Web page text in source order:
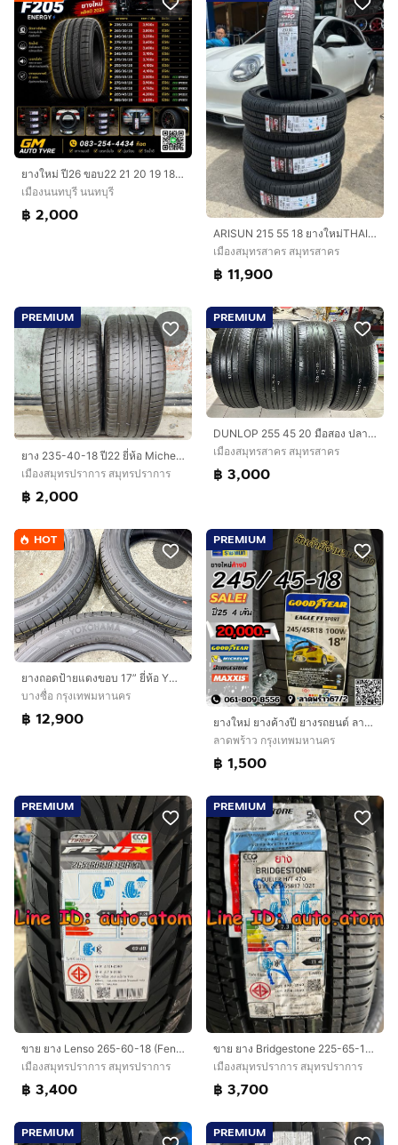
ยางใหม่ ปี26 ขอบ22 21 20 19 18 ราคาประหยัด
เมืองนนทบุรี นนทบุรี
฿ 2,000
ARISUN 215 55 18 ยางใหม่THAILAND
เมืองสมุทรสาคร สมุทรสาคร
฿ 11,900
PREMIUM
ยาง 235-40-18 ปี22 ยี่ห้อ Michelin pilot sport 4
เมืองสมุทรปราการ สมุทรปราการ
฿ 2,000
PREMIUM
DUNLOP 255 45 20 มือสอง ปลายปี23
เมืองสมุทรสาคร สมุทรสาคร
฿ 3,000
HOT
ยางถอดป้ายแดงขอบ 17” ยี่ห้อ YOKOHAMA รุ่น BLUEARTH XT ขนาด 215-60R15 ปี 26 สีเส้นตุ่มหน้ายางยังอยู่ครบ
บางซื่อ กรุงเทพมหานคร
฿ 12,900
PREMIUM
ยางใหม่ ยางค้างปี ยางรถยนต์ ลาดพร้าว
ลาดพร้าว กรุงเทพมหานคร
฿ 1,500
PREMIUM
ขาย ยาง Lenso 265-60-18 (Fenix) ใหม่ ปี 26
เมืองสมุทรปราการ สมุทรปราการ
฿ 3,400
PREMIUM
ขาย ยาง Bridgestone 225-65-17 (D470) ใหม่ ปี 25
เมืองสมุทรปราการ สมุทรปราการ
฿ 3,700
PREMIUM PREMIUM